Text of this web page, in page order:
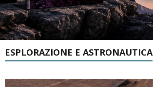
ESPLORAZIONE E ASTRONAUTICA